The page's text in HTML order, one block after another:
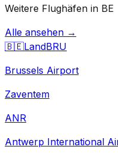
Weitere Flughäfen in BE
Alle ansehen →
🇧🇪LandBRU
Brussels Airport
Zaventem
ANR
Antwerp International